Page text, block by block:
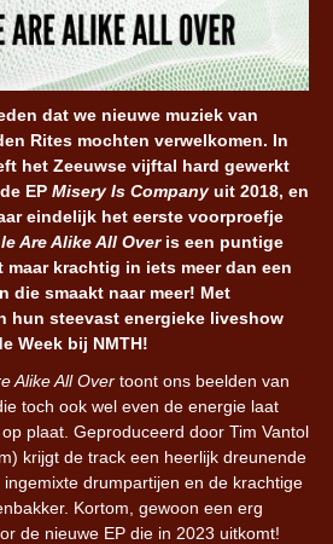
dat we nieuwe muziek van
Rites mochten verwelkomen. In
het Zeeuwse vijftal hard gewerkt
EP Misery Is Companyuit 2018, en
eindelijk het eerste voorproefje
Are Alike All Overis een puntige
krachtig in iets meer dan een
die smaakt naar meer! Met
hun steevast energieke liveshow
Week bij NMTH!
Alike All Over toont ons beelden van
toch ook wel even de energie laat
plaat. Geproduceerd door Tim Vantol
krijgt de track een heerlijk dreunende
drumpartijen en de krachtige
Kortom, gewoon een erg
de nieuwe EP die in 2023 uitkomt!